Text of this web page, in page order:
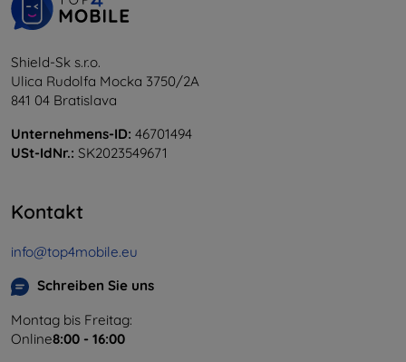
Shield-Sk s.r.o.
Ulica Rudolfa Mocka 3750/2A
841 04 Bratislava
Unternehmens-ID: 46701494
USt-IdNr.: SK2023549671
Kontakt
info@top4mobile.eu
Schreiben Sie uns
Montag bis Freitag:
Online8:00 - 16:00